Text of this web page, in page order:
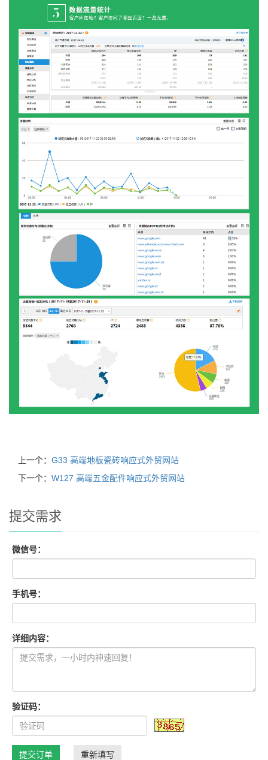
上一个： G33 高端地板瓷砖响应式外贸网站
下一个： W127 高端五金配件响应式外贸网站
提交需求
微信号：
手机号：
详细内容：
验证码：
提交订单 重新填写